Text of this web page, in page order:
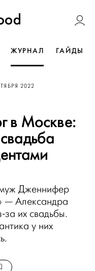
Weddywood
ЖУРНАЛ ГАЙДЫ
2022
в Москве:
Дженнифер
— Александра
их свадьбы.
у них